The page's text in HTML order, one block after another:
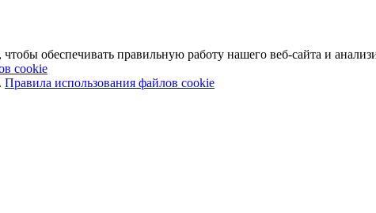
обеспечивать правильную работу нашего веб-сайта и
cookie
Правила использования файлов cookie